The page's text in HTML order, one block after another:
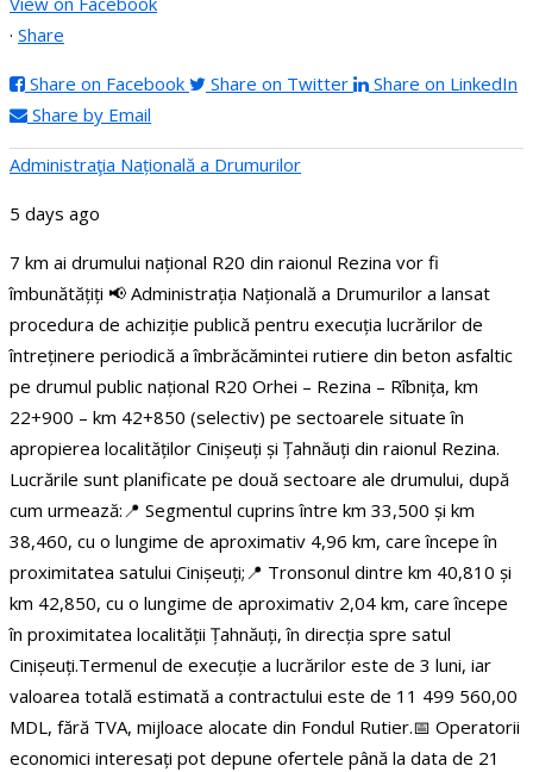
· Share
Share on Facebook Share on Twitter
Share on LinkedIn
Share by Email
Administraţia Națională a Drumurilor
5 days ago
7 km ai drumului național R20 din raionul Rezina vor fi
îmbunătățiți 📢 Administrația Națională a Drumurilor a lansat
procedura de achiziție publică pentru execuția lucrărilor de
întreținere periodică a îmbrăcămintei rutiere din beton asfaltic
pe drumul public național R20 Orhei – Rezina – Rîbnița, km
22+900 – km 42+850 (selectiv) pe sectoarele situate în
apropierea localităților Cinișeuți și Țahnăuți din raionul Rezina.
Lucrările sunt planificate pe două sectoare ale drumului, după
cum urmează:📍 Segmentul cuprins între km 33,500 și km
38,460, cu o lungime de aproximativ 4,96 km, care începe în
proximitatea satului Cinișeuți;📍 Tronsonul dintre km 40,810 și
km 42,850, cu o lungime de aproximativ 2,04 km, care începe
în proximitatea localității Țahnăuți, în direcția spre satul
Cinișeuți.Termenul de execuție a lucrărilor este de 3 luni, iar
valoarea totală estimată a contractului este de 11 499 560,00
MDL, fără TVA, mijloace alocate din Fondul Rutier.📅 Operatorii
economici interesați pot depune ofertele până la data de 21